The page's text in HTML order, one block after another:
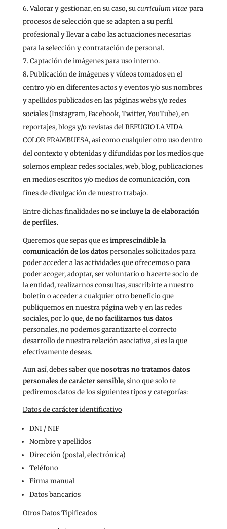
Valorar y gestionar, en su caso, sucurriculum vitaepara
procesos de selección que se adapten a su perfil
profesional y llevar a cabo las actuaciones necesarias
para la selección y contratación de personal.
Captación de imágenes para uso interno.
Publicación de imágenes y vídeos tomados en el
centro y/o en diferentes actos y eventos y/o sus nombres
y apellidos publicados en las páginas webs y/o redes
sociales (Instagram, Facebook, Twitter, YouTube), en
reportajes, blogs y/o revistas del REFUGIO LA VIDA
COLOR FRAMBUESA, así como cualquier otro uso dentro
del contexto y obtenidas y difundidas por los medios que
solemos emplear redes sociales, web, blog, publicaciones
en medios escritos y/o medios de comunicación, con
fines de divulgación de nuestro trabajo.
Entre dichas finalidadesno se incluye la de elaboración
de perfiles.
Queremos que sepas que esimprescindible la
comunicación de los datospersonales solicitados para
poder acceder a las actividades que ofrecemos o para
poder acoger, adoptar, ser voluntario o hacerte socio de
la entidad, realizarnos consultas, suscribirte a nuestro
boletín o acceder a cualquier otro beneficio que
publiquemos en nuestra página web y en las redes
sociales, por lo que,de no facilitarnos tus datos
personales, no podemos garantizarte el correcto
desarrollo de nuestra relación asociativa, si es la que
efectivamente deseas.
Aun así, debes saber quenosotras no tratamos datos
personales de carácter sensible, sino que solo te
pediremos datos de los siguientes tipos y categorías:
Datos de carácter identificativo
DNI / NIF
Nombre y apellidos
Dirección (postal, electrónica)
Teléfono
Firma manual
Datos bancarios
Otros Datos Tipificados